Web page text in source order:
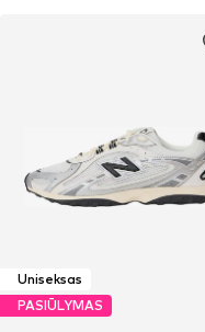
Uniseksas
PASIŪLYMAS